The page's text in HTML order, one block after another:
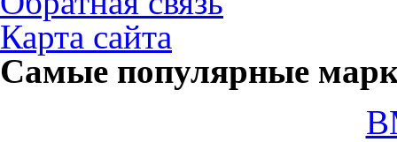
Карта сайта
Самые популярные